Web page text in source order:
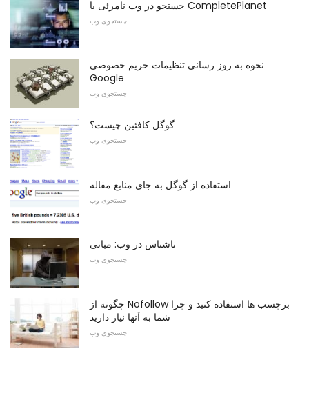
جستجو در وب نامرئی با CompletePlanet
جستجوی وب
نحوه به روز رسانی تنظیمات حریم خصوصی
Google
جستجوی وب
گوگل کافئین چیست؟
جستجوی وب
استفاده از گوگل به جای منابع مقاله
جستجوی وب
ناشناس در وب: مبانی
جستجوی وب
چگونه از Nofollow برچسب ها استفاده کنید و چرا
شما به آنها نیاز دارید
جستجوی وب